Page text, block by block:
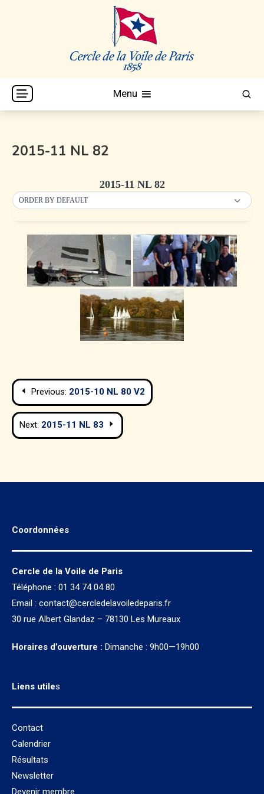
CVP
Cercle de la Voile de Paris
Menu
2015-11 NL 82
2015-11 NL 82
ORDER BY DEFAULT
Navigation
de
l’article
Previous: 2015-10 NL 80 V2
Next: 2015-11 NL 83
Coordonnées
Cercle de la Voile de Paris
Téléphone : 01 34 74 04 80
Email : contact@cercledelavoiledeparis.fr
30 rue Albert Glandaz – 78130 Les Mureaux
Horaires d’ouverture : Dimanche : 9h00—19h00
Liens utiles
Contact
Calendrier
Résultats
Newsletter
Devenir membre